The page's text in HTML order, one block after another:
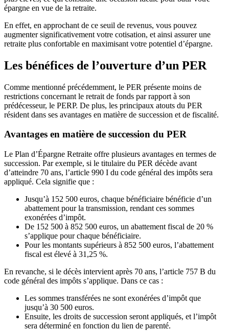
épargne en vue de la retraite.
En effet, en approchant de ce seuil de revenus, vous pouvez
augmenter significativement votre cotisation, et ainsi assurer une
retraite plus confortable en maximisant votre potentiel d’épargne.
Les bénéfices de l’ouverture d’un PER
Comme mentionné précédemment, le PER présente moins de
restrictions concernant le retrait de fonds par rapport à son
prédécesseur, le PERP. De plus, les principaux atouts du PER
résident dans ses avantages en matière de succession et de fiscalité.
Avantages en matière de succession du PER
Le Plan d’Épargne Retraite offre plusieurs avantages en termes de
succession. Par exemple, si le titulaire du PER décède avant
d’atteindre 70 ans, l’article 990 I du code général des impôts sera
appliqué. Cela signifie que :
Jusqu’à 152 500 euros, chaque bénéficiaire bénéficie d’un
abattement pour la transmission, rendant ces sommes
exonérées d’impôt.
De 152 500 à 852 500 euros, un abattement fiscal de 20 %
s’applique pour chaque bénéficiaire.
Pour les montants supérieurs à 852 500 euros, l’abattement
fiscal est élevé à 31,25 %.
En revanche, si le décès intervient après 70 ans, l’article 757 B du
code général des impôts s’applique. Dans ce cas :
Les sommes transférées ne sont exonérées d’impôt que
jusqu’à 30 500 euros.
Ensuite, les droits de succession seront appliqués, et l’impôt
sera déterminé en fonction du lien de parenté.